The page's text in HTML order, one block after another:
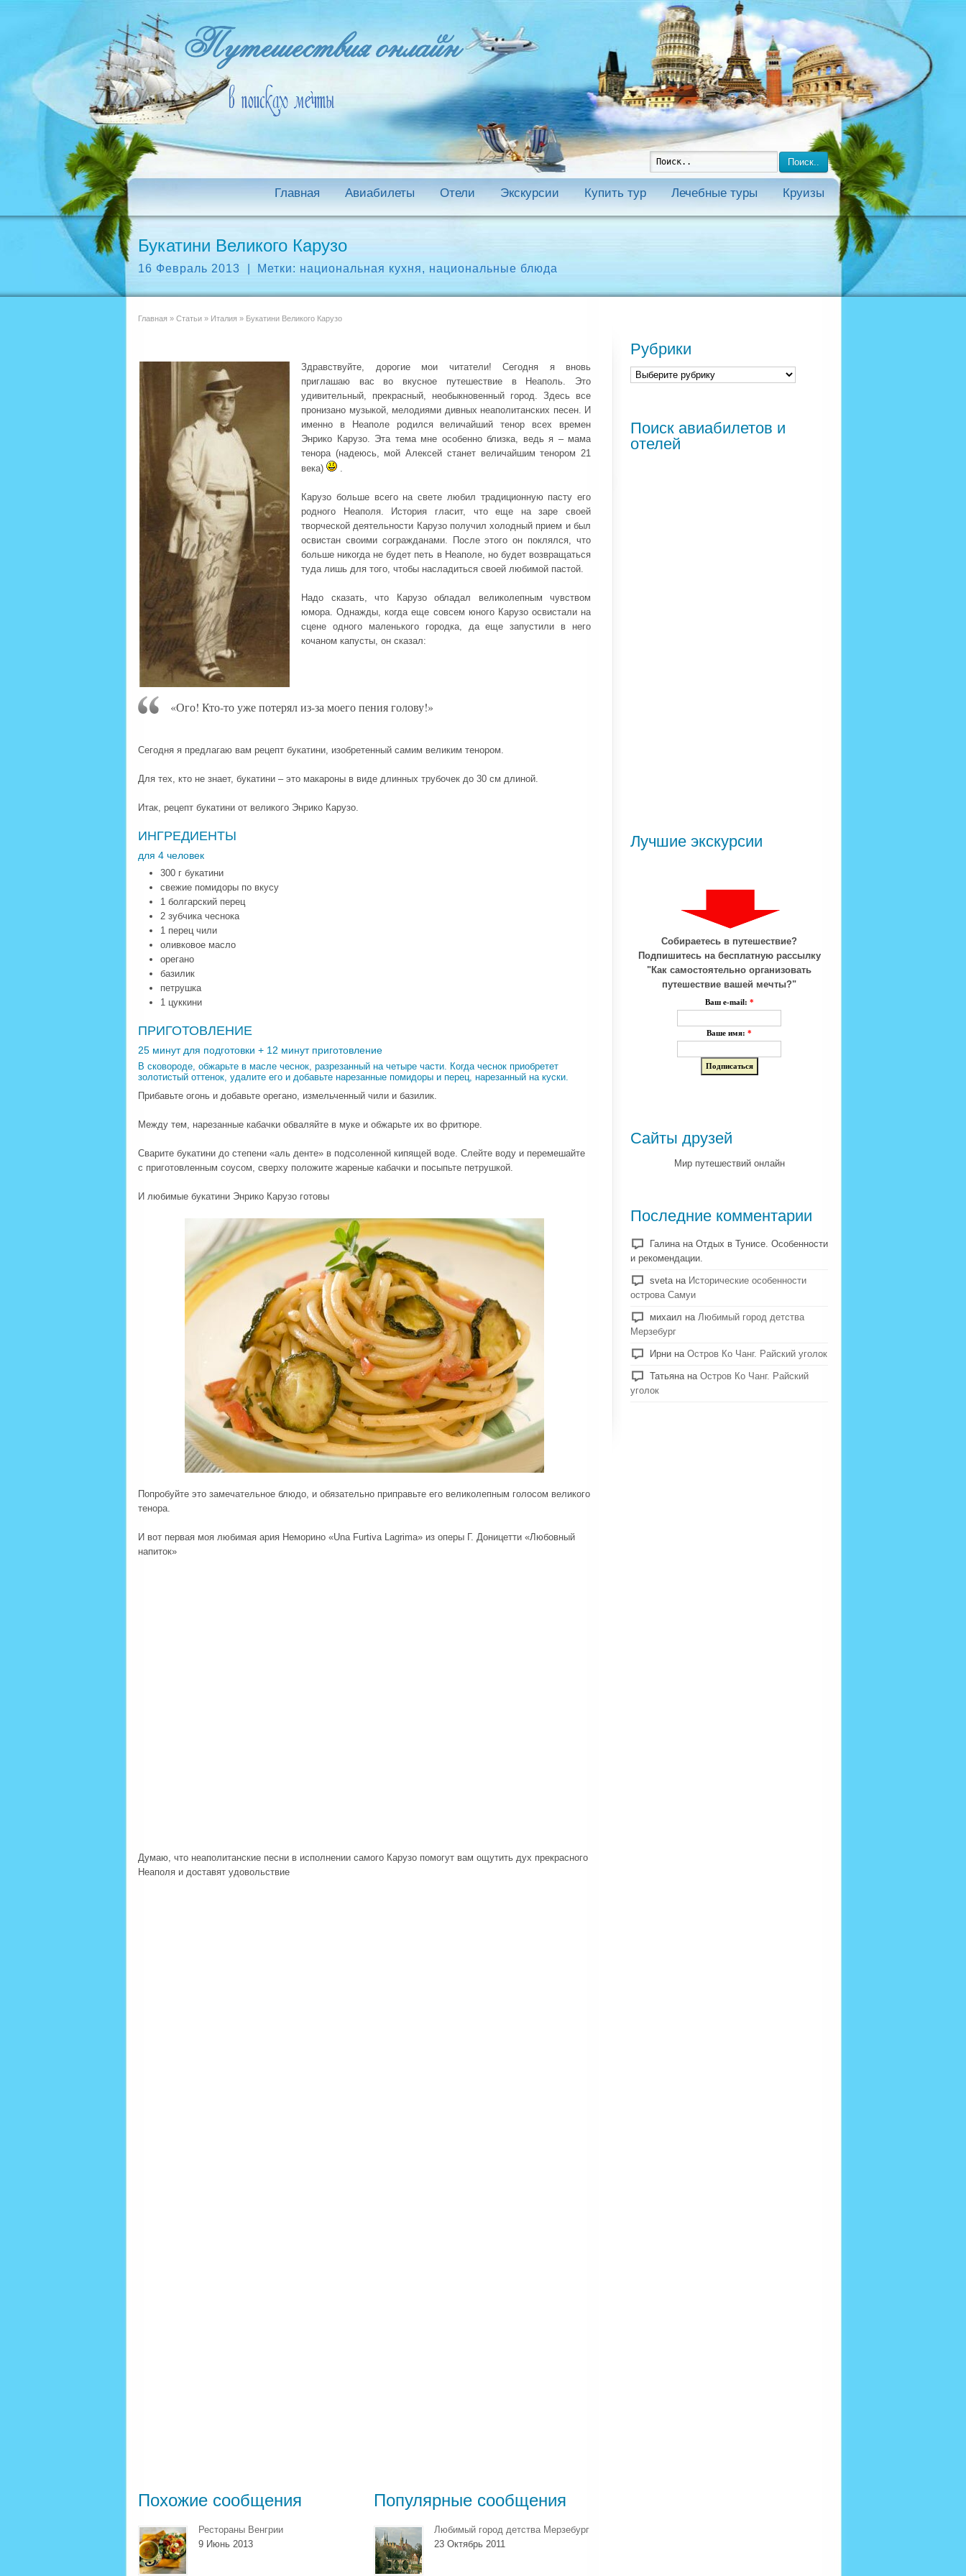
Поиск..
Главная Авиабилеты Отели Экскурсии Купить тур Лечебные туры Круизы
Букатини Великого Карузо
16 Февраль 2013 Метки: национальная кухня, национальные блюда
Главная » Статьи » Италия » Букатини Великого Карузо
Здравствуйте, дорогие мои читатели! Сегодня я вновь
приглашаю вас во вкусное путешествие в Неаполь. Это
удивительный, прекрасный, необыкновенный город. Здесь все
пронизано музыкой, мелодиями дивных неаполитанских песен. И
именно в Неаполе родился величайший тенор всех времен
Энрико Карузо. Эта тема мне особенно близка, ведь я – мама
тенора (надеюсь, мой Алексей станет величайшим тенором 21
века)
.
Карузо больше всего на свете любил традиционную пасту его
родного Неаполя. История гласит, что еще на заре своей
творческой деятельности Карузо получил холодный прием и был
освистан своими согражданами. После этого он поклялся, что
больше никогда не будет петь в Неаполе, но будет возвращаться
туда лишь для того, чтобы насладиться своей любимой пастой.
Надо сказать, что Карузо обладал великолепным чувством
юмора. Однажды, когда еще совсем юного Карузо освистали на
сцене одного маленького городка, да еще запустили в него
кочаном капусты, он сказал:
«Ого! Кто-то уже потерял из-за моего пения голову!»
Сегодня я предлагаю вам рецепт букатини, изобретенный самим великим тенором.
Для тех, кто не знает, букатини – это макароны в виде длинных трубочек до 30 см длиной.
Итак, рецепт букатини от великого Энрико Карузо.
ИНГРЕДИЕНТЫ
для 4 человек
300 г букатини
свежие помидоры по вкусу
1 болгарский перец
2 зубчика чеснока
1 перец чили
оливковое масло
орегано
базилик
петрушка
1 цуккини
ПРИГОТОВЛЕНИЕ
25 минут для подготовки + 12 минут приготовление
В сковороде, обжарьте в масле чеснок, разрезанный на четыре части. Когда чеснок приобретет
золотистый оттенок, удалите его и добавьте нарезанные помидоры и перец, нарезанный на куски.
Прибавьте огонь и добавьте орегано, измельченный чили и базилик.
Между тем, нарезанные кабачки обваляйте в муке и обжарьте их во фритюре.
Сварите букатини до степени «аль денте» в подсоленной кипящей воде. Слейте воду и перемешайте
с приготовленным соусом, сверху положите жареные кабачки и посыпьте петрушкой.
И любимые букатини Энрико Карузо готовы
Попробуйте это замечательное блюдо, и обязательно приправьте его великолепным голосом великого
тенора.
И вот первая моя любимая ария Неморино «Una Furtiva Lagrima» из оперы Г. Доницетти «Любовный
напиток»
Думаю, что неаполитанские песни в исполнении самого Карузо помогут вам ощутить дух прекрасного
Неаполя и доставят удовольствие
Похожие сообщения
Рестораны Венгрии
9 Июнь 2013
Популярные сообщения
Любимый город детства Мерзебург
23 Октябрь 2011
Рубрики
Поиск авиабилетов и
отелей
Лучшие экскурсии
Собираетесь в путешествие?
Подпишитесь на бесплатную рассылку
"Как самостоятельно организовать
путешествие вашей мечты?"
Ваш e-mail: *
Ваше имя: *
Сайты друзей
Мир путешествий онлайн
Последние комментарии
Галина на Отдых в Тунисе. Особенности
и рекомендации.
sveta на Исторические особенности
острова Самуи
михаил на Любимый город детства
Мерзебург
Ирни на Остров Ко Чанг. Райский уголок
Татьяна на Остров Ко Чанг. Райский
уголок